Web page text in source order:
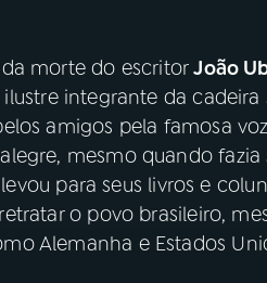
da morte do escritorJoão
integrante da cadeira
amigos pela famosa
mesmo quando fazia
para seus livros e
o povo brasileiro,
Alemanha e Estados